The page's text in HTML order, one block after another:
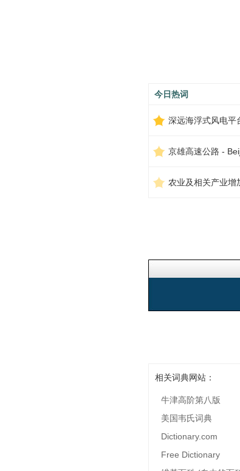
今日热词
相关词典网站：
牛津高阶第八版
美国韦氏词典
Dictionary.com
Free Dictionary